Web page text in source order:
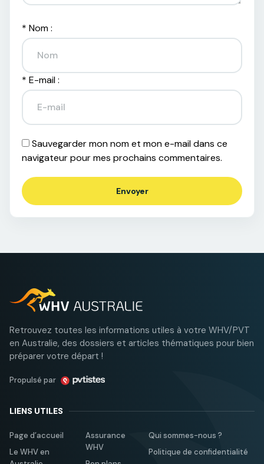
* Nom :
* E-mail :
Sauvegarder mon nom et mon e-mail dans ce
navigateur pour mes prochains commentaires.
Retrouvez toutes les informations utiles à votre WHV/PVT
en Australie, des dossiers et articles thématiques pour bien
préparer votre départ !
Propulsé par
LIENS UTILES
Page d’accueil
Le WHV en
Assurance
WHV
Qui sommes-nous ?
Politique de confidentialité